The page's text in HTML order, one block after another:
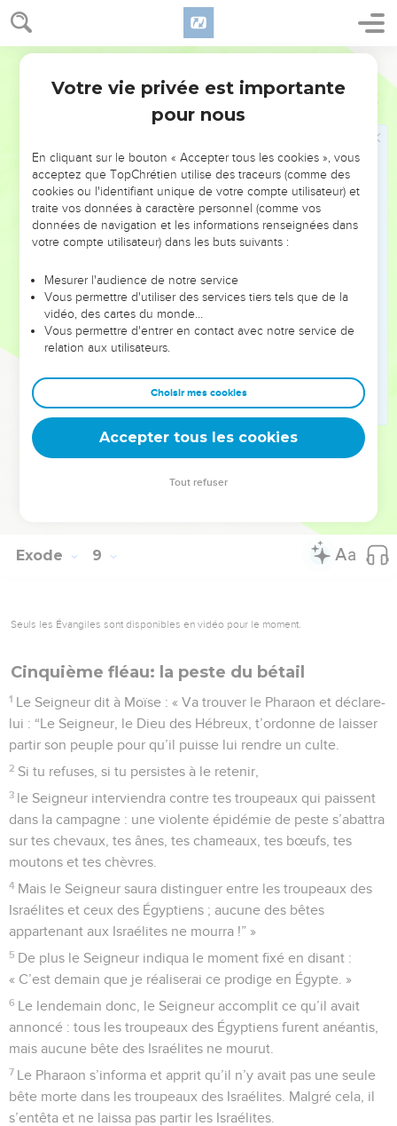
Exode 8
de tels sacrifices, à coup sûr ils nous lanceraient des pierres.
23 Nous devons aller à trois jours de marche dans le désert,
et là nous offrirons au Seigneur notre Dieu les sacrifices qu’il
nous indiquera. » –
« Bon, déclara le Pharaon, je vais vous laisser aller offrir
n’allez pas trop loin, et priez pour moi. »
Moïse reprit : « Dès que je t’aurai quitté, j’implorerai le
Seigneur. Demain il vous débarrassera de ces mouches, toi,
ton entourage et ton peuple. Seulement il ne faudra pas que
tu te moques de nous et que tu empêches de nouveau les
Israélites d’aller lui offrir des sacrifices. »
Moïse quitta le Pharaon et implora le Seigneur.
Le Seigneur fit ce que Moïse lui demandait : il débarrassa
le Pharaon, son entourage et son peuple de toutes les
Alors, une fois de plus, le Pharaon s’entêta et refusa de
laisser partir les Israélites.
© Société biblique française – Bibli’O, 1997, avec autorisation. Pour vous procurer
Exode 9
Seuls les Évangiles sont disponibles en vidéo pour le moment.
Cinquième fléau: la peste du bétail
1 Le Seigneur dit à Moïse : « Va trouver le Pharaon et déclare-
lui : “Le Seigneur, le Dieu des Hébreux, t’ordonne de laisser
partir son peuple pour qu’il puisse lui rendre un culte.
2 Si tu refuses, si tu persistes à le retenir,
3 le Seigneur interviendra contre tes troupeaux qui paissent
dans la campagne : une violente épidémie de peste s’abattra
sur tes chevaux, tes ânes, tes chameaux, tes bœufs, tes
moutons et tes chèvres.
4 Mais le Seigneur saura distinguer entre les troupeaux des
Israélites et ceux des Égyptiens ; aucune des bêtes
appartenant aux Israélites ne mourra !” »
5 De plus le Seigneur indiqua le moment fixé en disant :
« C’est demain que je réaliserai ce prodige en Égypte. »
6 Le lendemain donc, le Seigneur accomplit ce qu’il avait
annoncé : tous les troupeaux des Égyptiens furent anéantis,
mais aucune bête des Israélites ne mourut.
7 Le Pharaon s’informa et apprit qu’il n’y avait pas une seule
bête morte dans les troupeaux des Israélites. Malgré cela, il
s’entêta et ne laissa pas partir les Israélites.
Votre vie privée est importante
pour nous
En cliquant sur le bouton « Accepter tous les cookies », vous
acceptez que TopChrétien utilise des traceurs (comme des
cookies ou l'identifiant unique de votre compte utilisateur) et
traite vos données à caractère personnel (comme vos
données de navigation et les informations renseignées dans
votre compte utilisateur) dans les buts suivants :
Mesurer l'audience de notre service
Vous permettre d'utiliser des services tiers tels que de la
vidéo, des cartes du monde…
Vous permettre d'entrer en contact avec notre service de
relation aux utilisateurs.
Choisir mes cookies
Accepter tous les cookies
Tout refuser